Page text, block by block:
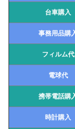
台車購入
事務用品購
フィルム代
電球代
携帯電話購
時計購入